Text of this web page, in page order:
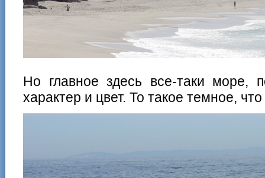
Но главное здесь все-таки море,
характер и цвет. То такое темное,